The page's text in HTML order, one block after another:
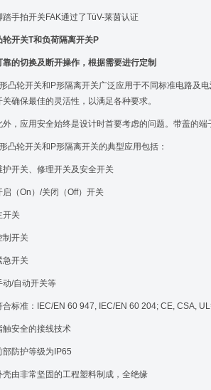
踏手拍开关FAK通过了TüV-莱茵认证
轮开关T和负荷隔离开关P
靠的切换及断开操作，根据需要进行定制
凸轮开关和P形隔离开关广泛应用于不同标准电路及
关确保最佳的灵活性，以满足各种要求。
外，应用安全始终是设计时首要考虑的问题。带盖的端
凸轮开关和P形隔离开关的典型应用包括：
护开关、修理开关及安全开关
启（On）/关闭（Off）开关
开关
制开关
急开关
动/自动开关等
合标准：IEC/EN 60 947, IEC/EN 60 204; CE, CSA,
触安全的接线技术
部防护等级为IP65
壳由非常坚固的工程塑料制成，全绝缘